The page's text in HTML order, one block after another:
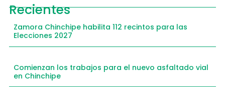
Recientes
Zamora Chinchipe habilita 112 recintos para las
Elecciones 2027
Comienzan los trabajos para el nuevo asfaltado vial
en Chinchipe